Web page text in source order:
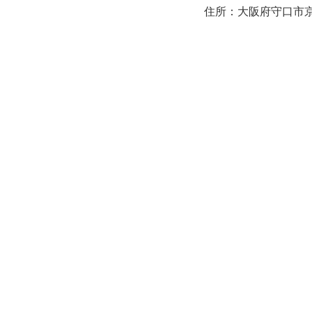
住所：大阪府守口市